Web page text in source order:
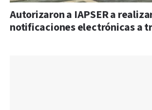
Autorizaron a IAPSER a
notificaciones electrónicas a